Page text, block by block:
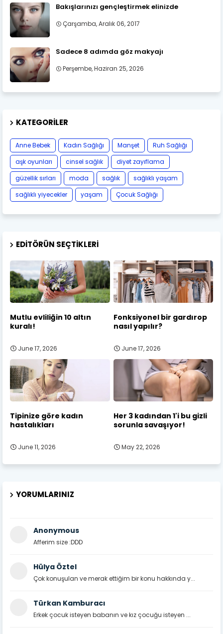
Bakışlarınızı gençleştirmek elinizde
Çarşamba, Aralık 06, 2017
Sadece 8 adımda göz makyajı
Perşembe, Haziran 25, 2026
KATEGORILER
Anne Bebek Kadın Sağlığı Manşet
Ruh Sağlığı
aşk oyunları
cinsel sağlık
diyet zayıflama
güzellik sırları
moda sağlık
sağlıklı yaşam
sağlıklı yiyecekler
yaşam Çocuk Sağlığı
EDITÖRÜN SEÇTIKLERI
Mutlu evliliğin 10 altın
kuralı!
June 17, 2026
Fonksiyonel bir gardırop
nasıl yapılır?
June 17, 2026
Tipinize göre kadın
hastalıkları
June 11, 2026
Her 3 kadından 1'i bu gizli
sorunla savaşıyor!
May 22, 2026
YORUMLARINIZ
Anonymous
Afferim size :DDD
Hülya Öztel
Çok konuşulan ve merak ettiğim bir konu hakkında y...
Türkan Kamburacı
Erkek çocuk isteyen babanın ve kız çocuğu isteyen ...